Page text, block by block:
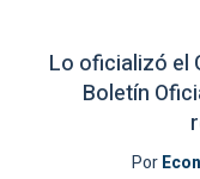
Lo oficializó el
Boletín
Por